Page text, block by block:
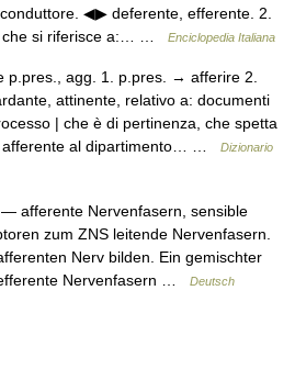
◀▶ deferente, efferente. 2.
che si riferisce a:… …
Enciclopedia Italiana
p.pres., agg. 1. p.pres. → afferire 2.
attinente, relativo a: documenti
| che è di pertinenza, che spetta
afferente al dipartimento… …
Dizionario
— afferente Nervenfasern, sensible
zum ZNS leitende Nervenfasern.
Nerv bilden. Ein gemischter
Nervenfasern …
Deutsch